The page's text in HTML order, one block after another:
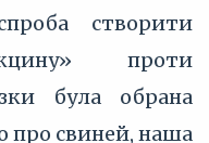
створити
проти
була обрана
про свиней, наша